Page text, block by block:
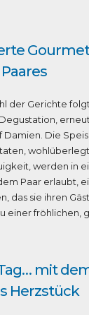
der Gerichte
erneut
Damien. Die
werden in
Paar erlaubt,
das sie ihren
einer fröhlichen,
mit
Herzstück